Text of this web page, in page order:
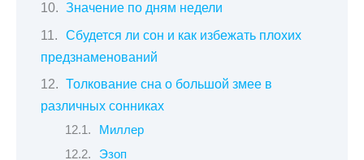
Значение по дням недели
Сбудется ли сон и как избежать плохих
предзнаменований
Толкование сна о большой змее в
различных сонниках
Миллер
Эзоп